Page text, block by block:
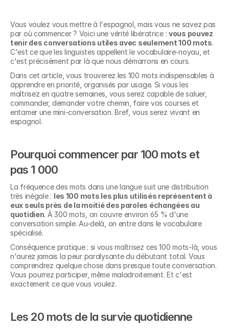
Vous voulez vous mettre à l'espagnol, mais vous ne savez pas
par où commencer ? Voici une vérité libératrice : vous pouvez
tenir des conversations utiles avec seulement 100 mots.
C'est ce que les linguistes appellent le vocabulaire-noyau, et
c'est précisément par là que nous démarrons en cours.
Dans cet article, vous trouverez les 100 mots indispensables à
apprendre en priorité, organisés par usage. Si vous les
maîtrisez en quatre semaines, vous serez capable de saluer,
commander, demander votre chemin, faire vos courses et
entamer une mini-conversation. Bref, vous serez vivant en
espagnol.
Pourquoi commencer par 100 mots et
pas 1 000
La fréquence des mots dans une langue suit une distribution
très inégale : les 100 mots les plus utilisés représentent à
eux seuls près de la moitié des paroles échangées au
quotidien. À 300 mots, on couvre environ 65 % d'une
conversation simple. Au-delà, on entre dans le vocabulaire
spécialisé.
Conséquence pratique : si vous maîtrisez ces 100 mots-là, vous
n'aurez jamais la peur paralysante du débutant total. Vous
comprendrez quelque chose dans presque toute conversation.
Vous pourrez participer, même maladroitement. Et c'est
exactement ce que vous voulez.
Les 20 mots de la survie quotidienne